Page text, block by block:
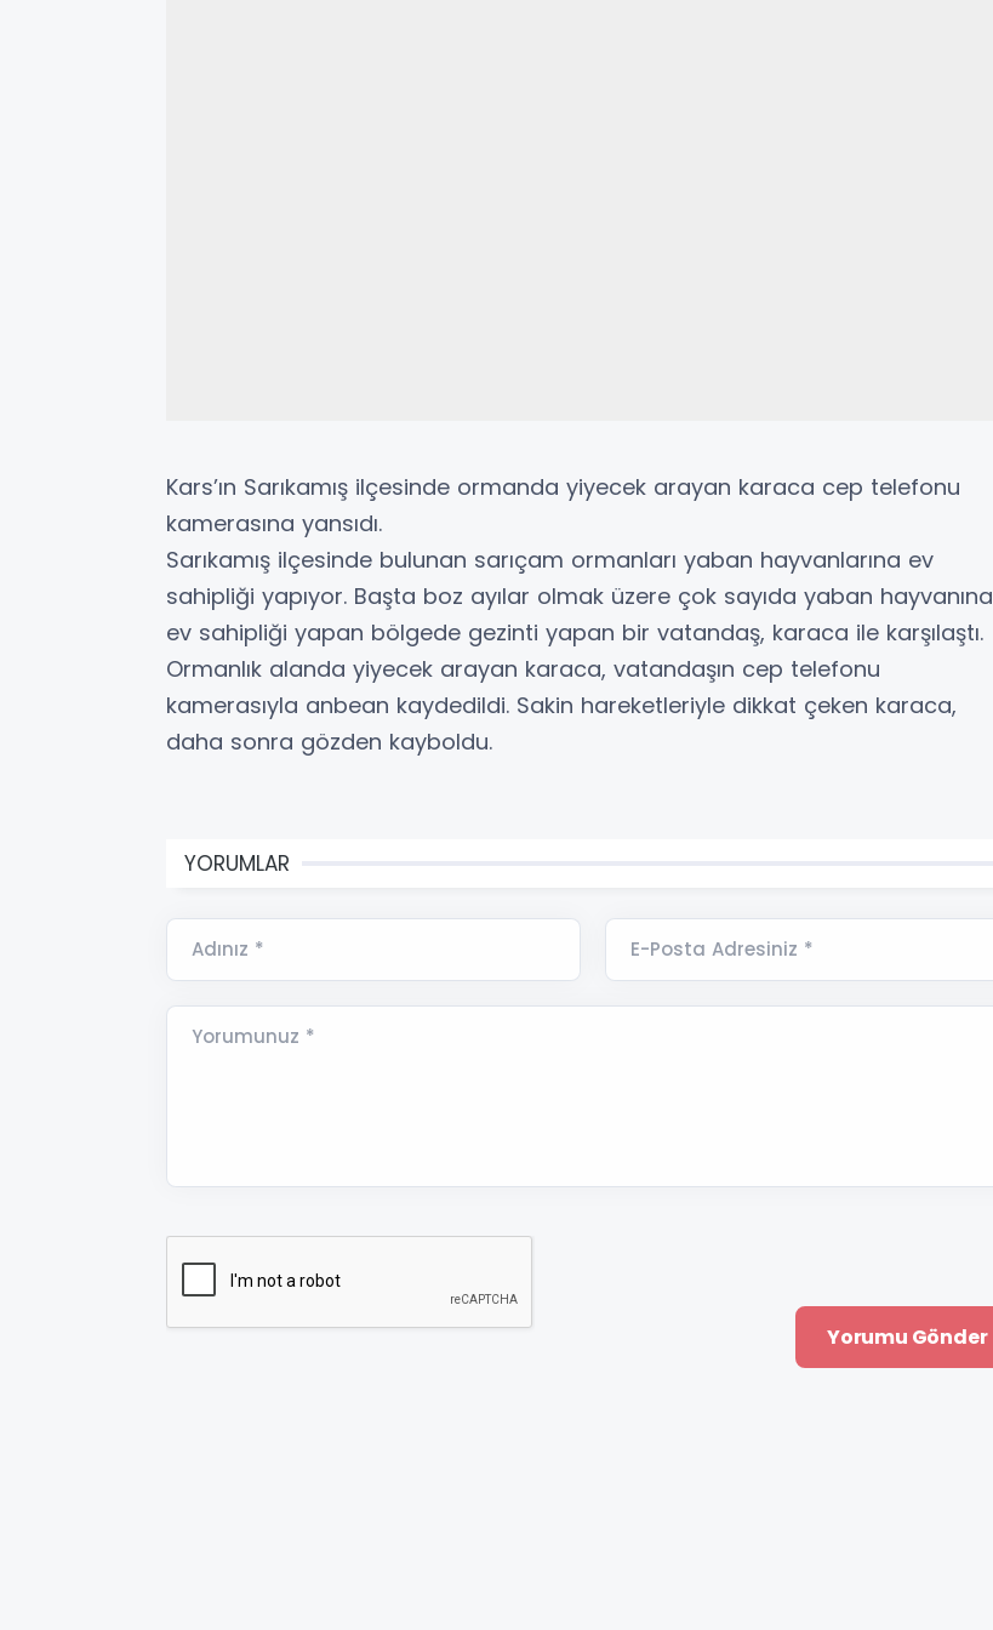
Kars’ın Sarıkamış ilçesinde ormanda yiyecek arayan karaca cep telefonu
kamerasına yansıdı.
Sarıkamış ilçesinde bulunan sarıçam ormanları yaban hayvanlarına ev
sahipliği yapıyor. Başta boz ayılar olmak üzere çok sayıda yaban hayvanına
ev sahipliği yapan bölgede gezinti yapan bir vatandaş, karaca ile karşılaştı.
Ormanlık alanda yiyecek arayan karaca, vatandaşın cep telefonu
kamerasıyla anbean kaydedildi. Sakin hareketleriyle dikkat çeken karaca,
daha sonra gözden kayboldu.
YORUMLAR
Adınız * E-Posta Adresiniz *
Yorumunuz *